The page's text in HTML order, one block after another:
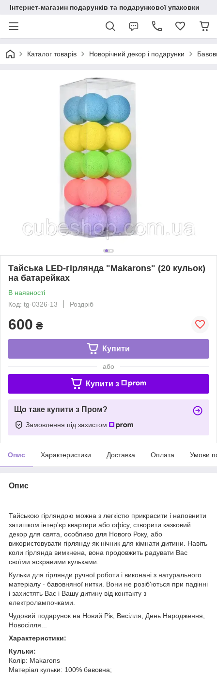
Інтернет-магазин подарунків та подарункової упаковки
Каталог товарів Новорічний декор і подарунки
Тайська LED-гірлянда "Makarons" (20 кульок)
на батарейках
В наявності
Код: tg-0326-13
Роздріб
600 ₴
Купити
або
Купити з
Що таке купити з Пром?
Замовлення під захистом
Опис Характеристики Доставка Оплата Умови
Опис
Тайською гірляндою можна з легкістю прикрасити і наповнити
затишком інтер'єр квартири або офісу, створити казковий
декор для свята, особливо для Нового Року, або
використовувати гірлянду як нічник для кімнати дитини. Навіть
коли гірлянда вимкнена, вона продовжить радувати Вас
своїми яскравими кульками.
Кульки для гірлянди ручної роботи і виконані з натурального
матеріалу - бавовняної нитки. Вони не розіб'ються при падінні
і захистять Вас і Вашу дитину від контакту з
електролампочками.
Чудовий подарунок на Новий Рік, Весілля, День Народження,
Новосілля...
Характеристики:
Кульки:
Колір: Makarons
Матеріал кульки: 100% бавовна;